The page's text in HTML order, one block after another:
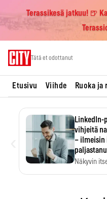
Terassikesä jatkuu! 🍺
Tätä et odottanut
Etusivu Viihde Ruoka
LinkedIn-
vihjeitä
– ilmeisin
Näkyvin